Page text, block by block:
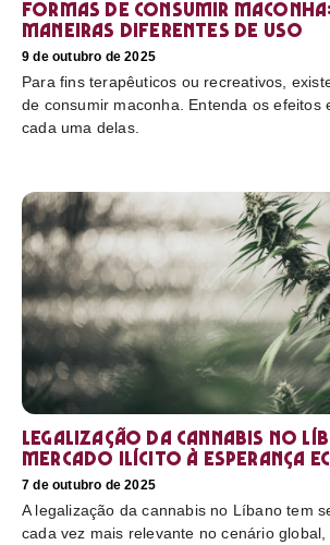
Formas de consumir
maneiras diferentes de uso
9 de outubro de 2025
Para fins terapêuticos ou recreativos,
de consumir maconha. Entenda os efeitos
cada uma delas.
Legalização da cannabis no
mercado ilícito à esperança
7 de outubro de 2025
A legalização da cannabis no Líbano tem
cada vez mais relevante no cenário